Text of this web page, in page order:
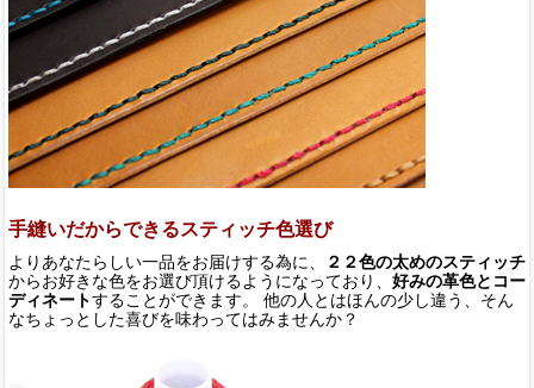
手縫いだからできるスティッチ色選び
よりあなたらしい一品をお届けする為に、
２２色の太めのスティッチ
からお好きな色をお選び頂けるようになっており、 好みの革色とコー
ディネートすることができます。 他の人とはほんの少し違う、そん
なちょっとした喜びを味わってはみませんか？